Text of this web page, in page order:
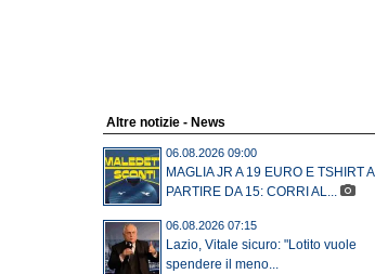
Altre notizie - News
06.08.2026 09:00
MAGLIA JR A 19 EURO E TSHIRT A
PARTIRE DA 15: CORRI AL...
06.08.2026 07:15
Lazio, Vitale sicuro: "Lotito vuole
spendere il meno...